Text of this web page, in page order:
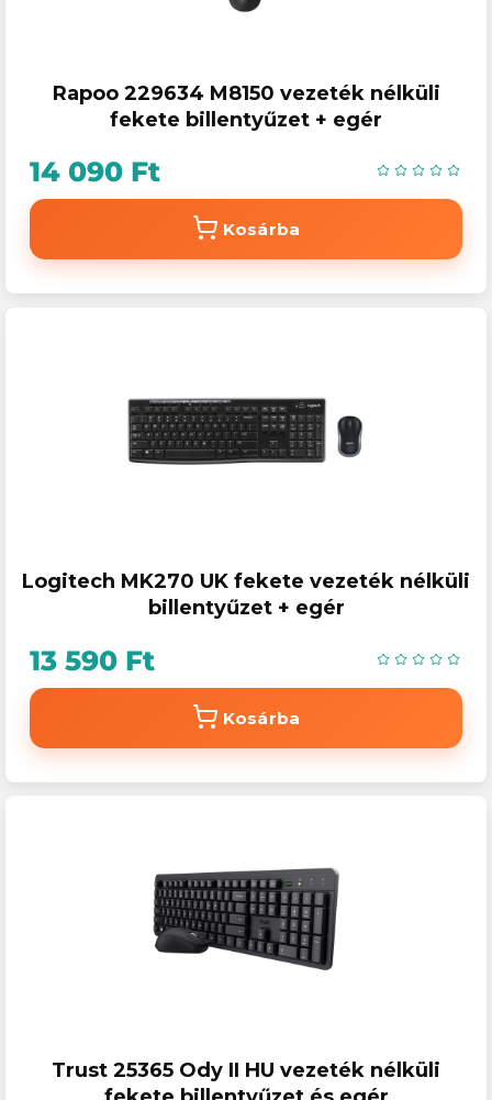
Rapoo 229634 M8150 vezeték nélküli
fekete billentyűzet + egér
14 090 Ft
Kosárba
Logitech MK270 UK fekete vezeték nélküli
billentyűzet + egér
13 590 Ft
Kosárba
Trust 25365 Ody II HU vezeték nélküli